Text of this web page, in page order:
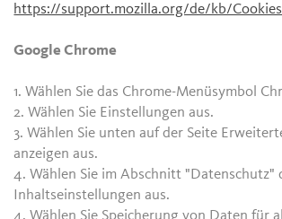
https://support.mozilla.org/de/kb/
Google Chrome
1. Wählen Sie das Chrome-Menüsymbol
2. Wählen Sie Einstellungen aus.
3. Wählen Sie unten auf der Seite
anzeigen aus.
4. Wählen Sie im Abschnitt "Datenschutz"
Inhaltseinstellungen aus.